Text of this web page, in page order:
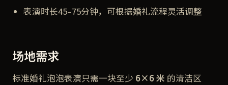
表演时长45–75分钟，可根据婚礼流程灵活调整
场地需求
标准婚礼泡泡表演只需一块至少 6×6 米 的清洁区